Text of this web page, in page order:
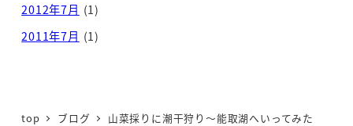
2012年7月 (1)
2011年7月 (1)
top ブログ 山菜採りに潮干狩り～能取湖へいってみた